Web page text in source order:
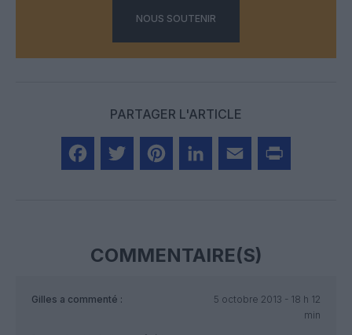
NOUS SOUTENIR
PARTAGER L'ARTICLE
COMMENTAIRE(S)
Gilles a commenté :
5 octobre 2013 - 18 h 12
min